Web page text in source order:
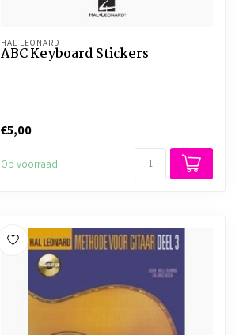
HAL LEONARD
ABC Keyboard Stickers
€5,00
Op voorraad